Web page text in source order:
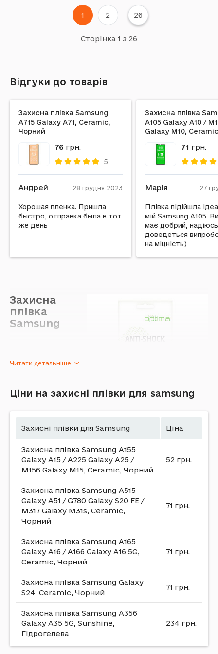
Полімерна Розумний годинник
1 2 26
Сторінка 1 з 26
Відгуки до товарів
Захисна плівка Samsung
A715 Galaxy A71, Ceramic,
Чорний
76 грн.
5
Андрей 28 грудня 2023
Хорошая пленка. Пришла
быстро, отправка была в тот
же день
Захисна плівка
A105 Galaxy A10 /
Galaxy M10,
71 грн.
Марія 27
Плівка підійшла
мій Samsung A105.
має добрий, надіюсь
доведеться
на міцність)
Захисна
плівка
Samsung
пропонує
вибору
мобільних
з'являються нові, вдосконалені моделі. Мобільний
сучасної людини, ми не розлучаємося з нею ні на
мить. Де б ви не знаходилися: удома, на дачі, у
ресторані, у кіно, на морі - він завжди з вами. За
допомогою сучасних телефонів можна слухати
музику, читати книги, виходити в інтернет, грати
в улюблені ігри, вивчати мови, спілкуватися з
іншими людьми, загалом бути завжди «на зв'язку».
І, звичайно ж, будь-який гаджет потребує
дбайливого ставлення та захисту, щоб він міг
прослужити вам якомога більше часу. Якщо ви
хочете подбати про свій телефон, тоді
рекомендуємо вам купити захисну плівку для
Samsung, зрозуміло, якщо у вас телефон цієї
марки.
виключно під модель телефону. Вона має багато
переваг і послужить довгу службу для вашого
мобільного телефону, тому що виготовляється з
матеріалів високої якості, що робить її дуже
Читати детальніше
Ціни на захисні плівки для samsung
Захисні плівки для Samsung Ціна
Захисна плівка Samsung A155
Galaxy A15 / A225 Galaxy A25 /
M156 Galaxy M15, Ceramic, Чорний
52 грн.
Захисна плівка Samsung A515
Galaxy A51 / G780 Galaxy S20 FE /
M317 Galaxy M31s, Ceramic,
Чорний
71 грн.
Захисна плівка Samsung A165
Galaxy A16 / A166 Galaxy A16 5G,
Ceramic, Чорний
71 грн.
Захисна плівка Samsung Galaxy
S24, Ceramic, Чорний
71 грн.
Захисна плівка Samsung A356
Galaxy A35 5G, Sunshine,
Гідрогелева
234 грн.